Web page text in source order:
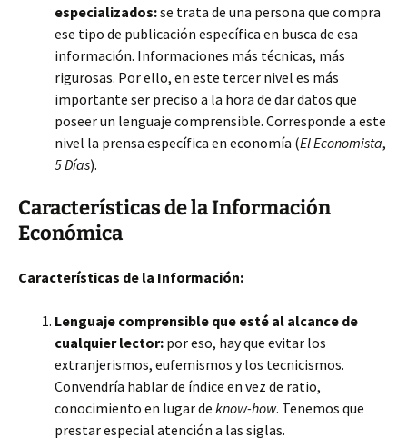
especializados:se trata de una persona que compra
ese tipo de publicación específica en busca de esa
información. Informaciones más técnicas, más
rigurosas. Por ello, en este tercer nivel es más
importante ser preciso a la hora de dar datos que
poseer un lenguaje comprensible. Corresponde a este
nivel la prensa específica en economía (El Economista,
5 Días).
Características de la Información
Económica
Características de la Información:
Lenguaje comprensible que esté al alcance de
cualquier lector: por eso, hay que evitar los
extranjerismos, eufemismos y los tecnicismos.
Convendría hablar de índice en vez de ratio,
conocimiento en lugar de know-how. Tenemos que
prestar especial atención a las siglas.